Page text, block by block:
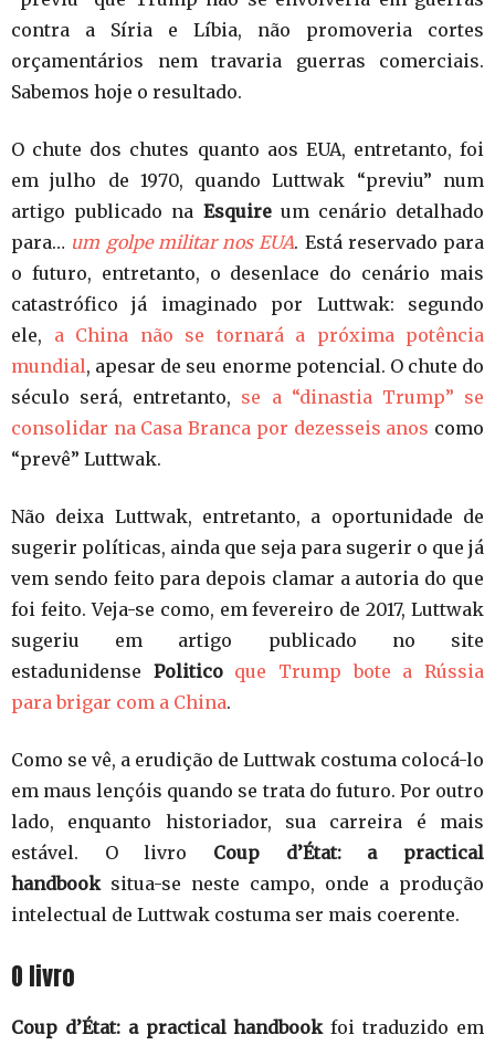
contra a Síria e Líbia, não promoveria cortes
orçamentários nem travaria guerras comerciais.
Sabemos hoje o resultado.
O chute dos chutes quanto aos EUA, entretanto, foi
em julho de 1970, quando Luttwak “previu” num
artigo publicado na Esquireum cenário detalhado
para… um golpe militar nos EUA. Está reservado para
o futuro, entretanto, o desenlace do cenário mais
catastrófico já imaginado por Luttwak: segundo
ele, a China não se tornará a próxima potência
mundial, apesar de seu enorme potencial. O chute do
século será, entretanto, se a “dinastia Trump” se
consolidar na Casa Branca por dezesseis anos como
“prevê” Luttwak.
Não deixa Luttwak, entretanto, a oportunidade de
sugerir políticas, ainda que seja para sugerir o que já
vem sendo feito para depois clamar a autoria do que
foi feito. Veja-se como, em fevereiro de 2017, Luttwak
sugeriu em artigo publicado no site
estadunidense Politico que Trump bote a Rússia
para brigar com a China.
Como se vê, a erudição de Luttwak costuma colocá-lo
em maus lençóis quando se trata do futuro. Por outro
lado, enquanto historiador, sua carreira é mais
estável. O livro Coup d’État: a practical
handbooksitua-se neste campo, onde a produção
intelectual de Luttwak costuma ser mais coerente.
O livro
Coup d’État: a practical handbookfoi traduzido em